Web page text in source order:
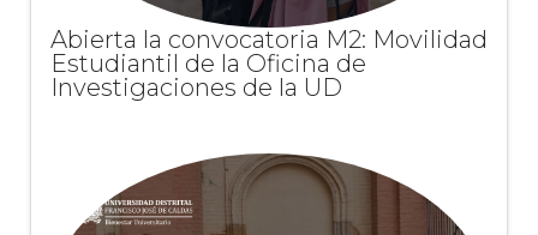
Abierta la convocatoria M2: Movilidad
Estudiantil de la Oficina de
Investigaciones de la UD